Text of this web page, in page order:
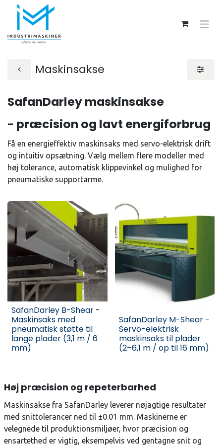
Maskinsakse
SafanDarley maskinsakse
- præcision og lavt energiforbrug
Få en energieffektiv maskinsaks med servo-elektrisk drift
og intuitiv opsætning. Vælg mellem flere modeller med
høj tolerance, automatisk klippevinkel og mulighed for
pneumatiske supportarme.
SafanDarley B-Shear -
Maskinsaks med
pneumatisk støtte til
lange plader (3,1 m / 6
mm)
SafanDarley M-Shear -
Servo-elektrisk
maskinsaks til plader
(2–6,1 m / op til 16 mm)
Høj præcision og repeterbarhed
Maskinsakse fra SafanDarley leverer nøjagtige resultater
med snittolerancer ned til ±0.01 mm. Maskinerne er
velegnede til produktionsmiljøer, hvor præcision og
ensartethed er vigtig, eksempelvis ved gentagne snit og